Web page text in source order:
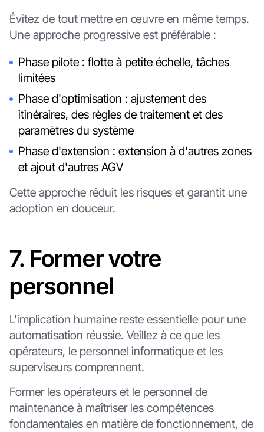
Évitez de tout mettre en œuvre en même temps.
Une approche progressive est préférable :
Phase pilote : flotte à petite échelle, tâches
limitées
Phase d'optimisation : ajustement des
itinéraires, des règles de traitement et des
paramètres du système
Phase d'extension : extension à d'autres zones
et ajout d'autres AGV
Cette approche réduit les risques et garantit une
adoption en douceur.
7. Former votre
personnel
L'implication humaine reste essentielle pour une
automatisation réussie. Veillez à ce que les
opérateurs, le personnel informatique et les
superviseurs comprennent.
Former les opérateurs et le personnel de
maintenance à maîtriser les compétences
fondamentales en matière de fonctionnement, de